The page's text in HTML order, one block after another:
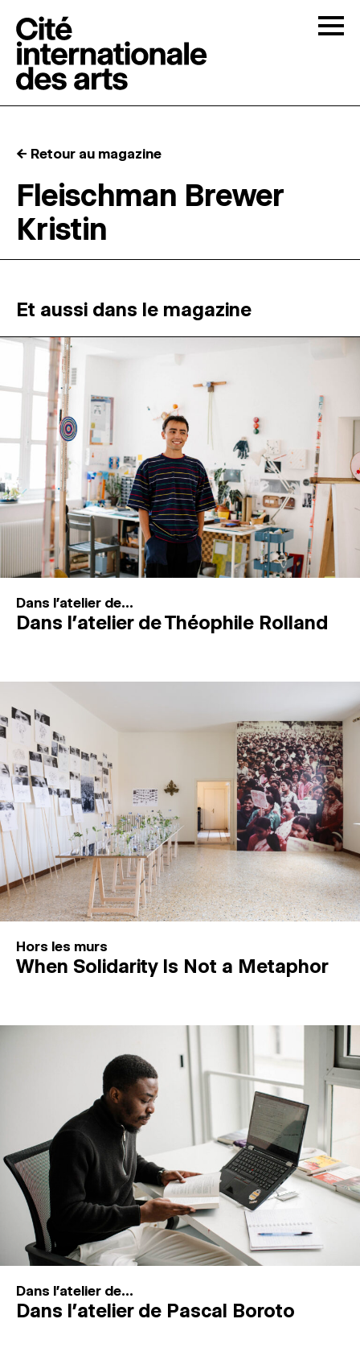
RÉSIDENCES
MAGAZINE
ESPACES DE PRATIQUE ARTISTIQUE
Recherche
Connexion
↓
← Retour au magazine
Fleischman Brewer
Kristin
Et aussi dans le magazine
Dans l'atelier de...
Dans l’atelier de Théophile Rolland
Hors les murs
When Solidarity Is Not a Metaphor
Dans l'atelier de...
Dans l’atelier de Pascal Boroto